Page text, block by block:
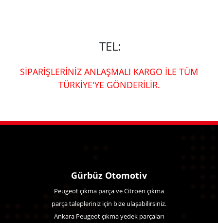
TEL:
SİPARİŞLERİNİZ ANLAŞMALI KARGO İLE TÜM
TÜRKİYE'YE GÖNDERİLİR.
Gürbüz Otomotiv
Peugeot çıkma parça ve Citroen çıkma
parça talepleriniz için bize ulaşabilirsiniz.
Ankara Peugeot çıkma yedek parçaları